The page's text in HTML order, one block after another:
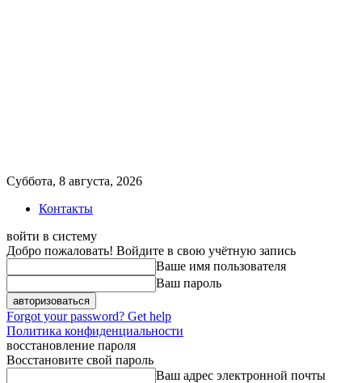
Суббота, 8 августа, 2026
Контакты
войти в систему
Добро пожаловать! Войдите в свою учётную запись
Ваше имя пользователя
Ваш пароль
Forgot your password? Get help
Политика конфиденциальности
восстановление пароля
Восстановите свой пароль
Ваш адрес электронной почты